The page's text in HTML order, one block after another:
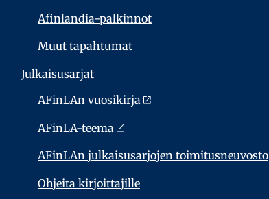
Afinlandia-palkinnot
Muut tapahtumat
Julkaisu­sarjat
AFinLAn vuosikirja
AFinLA-teema
AFinLAn julkaisusarjojen toimitusneuvosto
Ohjeita kirjoittajille